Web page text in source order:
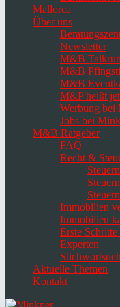
Mallorca
Über uns
Newsletter
M&B
M&B
M&B
M&P heißt
Werbung bei
Jobs bei
M&B Ratgeber
FAQ
Recht &
Immobilien
Immobilien
Erste
Experten
Aktuelle Themen
Kontakt